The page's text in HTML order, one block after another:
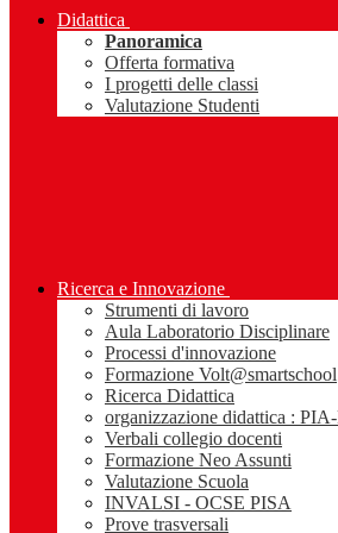
Didattica
Panoramica
Offerta formativa
I progetti delle classi
Valutazione Studenti
Ricerca e Innovazione
Strumenti di lavoro
Aula Laboratorio Disciplinare
Processi d'innovazione
Formazione Volt@smartschool
Ricerca Didattica
organizzazione didattica :
Verbali collegio docenti
Formazione Neo Assunti
Valutazione Scuola
INVALSI - OCSE PISA
Prove trasversali